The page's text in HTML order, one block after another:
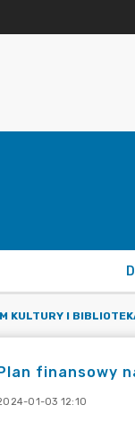
KULTURY I
finansowy
01-03 12:10